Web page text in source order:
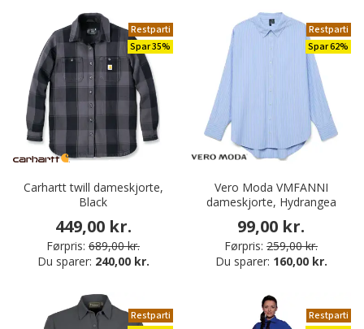
Restparti
Spar 35%
Carhartt twill dameskjorte,
Black
449,00 kr.
Førpris: 689,00 kr.
Du sparer: 240,00 kr.
Restparti
Spar 62%
Vero Moda VMFANNI
dameskjorte, Hydrangea
99,00 kr.
Førpris: 259,00 kr.
Du sparer: 160,00 kr.
Restparti
Restparti